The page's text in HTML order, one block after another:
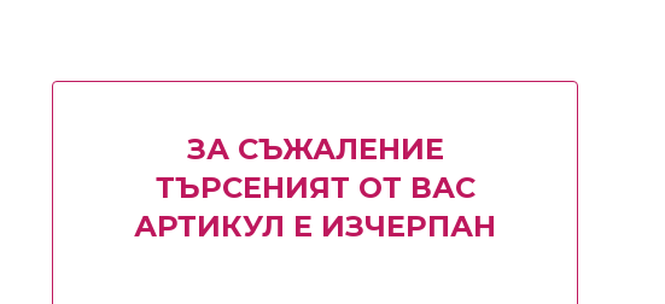
ЗА СЪЖАЛЕНИЕ
ТЪРСЕНИЯТ ОТ ВАС
АРТИКУЛ Е ИЗЧЕРПАН